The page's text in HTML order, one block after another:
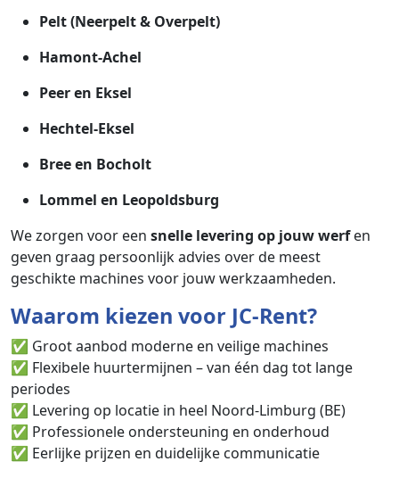
Pelt (Neerpelt & Overpelt)
Hamont-Achel
Peer en Eksel
Hechtel-Eksel
Bree en Bocholt
Lommel en Leopoldsburg
We zorgen voor een snelle levering op jouw werfen
geven graag persoonlijk advies over de meest
geschikte machines voor jouw werkzaamheden.
Waarom kiezen voor JC-Rent?
✅ Groot aanbod moderne en veilige machines
✅ Flexibele huurtermijnen – van één dag tot lange
periodes
✅ Levering op locatie in heel Noord-Limburg (BE)
✅ Professionele ondersteuning en onderhoud
✅ Eerlijke prijzen en duidelijke communicatie